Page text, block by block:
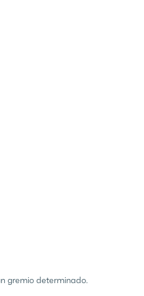
gremio determinado.